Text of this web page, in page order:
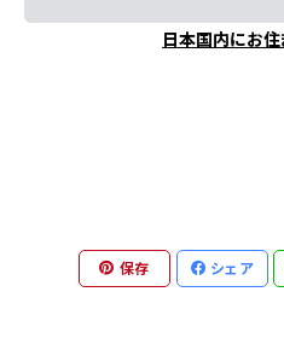
日本国内にお
保存 シェア